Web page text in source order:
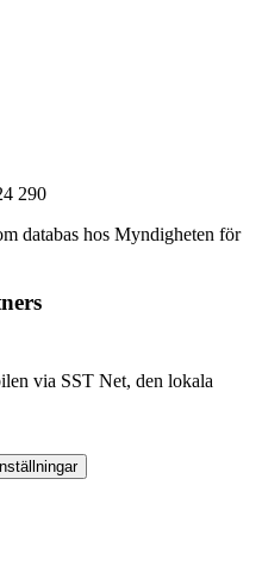
290
databas hos Myndigheten för
via SST Net, den lokala